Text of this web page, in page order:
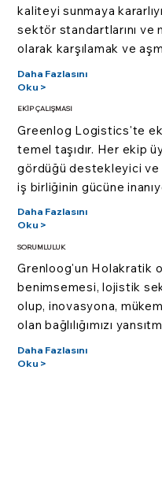
kaliteyi sunmaya
sektör standartlarını
olarak karşılamak ve
Daha Fazlasını
Oku >
EKİP ÇALIŞMASI
Greenlog Logistics'te
temel taşıdır. Her ekip
gördüğü destekleyici ve
iş birliğinin gücüne
Daha Fazlasını
Oku >
SORUMLULUK
Grenloog'un Holakratik
benimsemesi, lojistik
olup, inovasyona,
olan bağlılığımızı
Daha Fazlasını
Oku >